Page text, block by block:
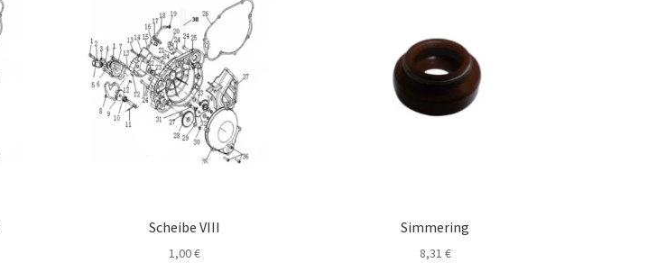
Scheibe VIII
1,00€
Simmering
8,31 €